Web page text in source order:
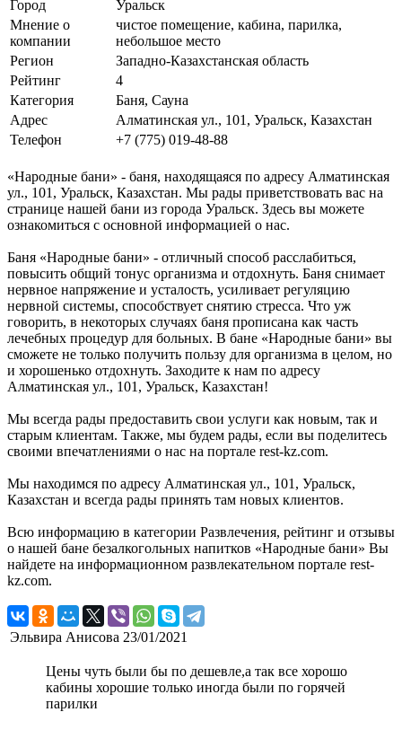
Город
Уральск
Мнение о
компании
чистое помещение, кабина, парилка,
небольшое место
Регион
Западно-Казахстанская область
Рейтинг
4
Категория
Баня, Сауна
Адрес
Алматинская ул., 101, Уральск, Казахстан
Телефон
+7 (775) 019-48-88
«Народные бани» - баня, находящаяся по адресу Алматинская
ул., 101, Уральск, Казахстан. Мы рады приветствовать вас на
странице нашей бани из города Уральск. Здесь вы можете
ознакомиться с основной информацией о нас.
Баня «Народные бани» - отличный способ расслабиться,
повысить общий тонус организма и отдохнуть. Баня снимает
нервное напряжение и усталость, усиливает регуляцию
нервной системы, способствует снятию стресса. Что уж
говорить, в некоторых случаях баня прописана как часть
лечебных процедур для больных. В бане «Народные бани» вы
сможете не только получить пользу для организма в целом, но
и хорошенько отдохнуть. Заходите к нам по адресу
Алматинская ул., 101, Уральск, Казахстан!
Мы всегда рады предоставить свои услуги как новым, так и
старым клиентам. Также, мы будем рады, если вы поделитесь
своими впечатлениями о нас на портале rest-kz.com.
Мы находимся по адресу Алматинская ул., 101, Уральск,
Казахстан и всегда рады принять там новых клиентов.
Всю информацию в категории Развлечения, рейтинг и отзывы
о нашей бане безалкогольных напитков «Народные бани» Вы
найдете на информационном развлекательном портале rest-
kz.com.
Эльвира Анисова 23/01/2021
Цены чуть были бы по дешевле,а так все хорошо
кабины хорошие только иногда были по горячей
парилки